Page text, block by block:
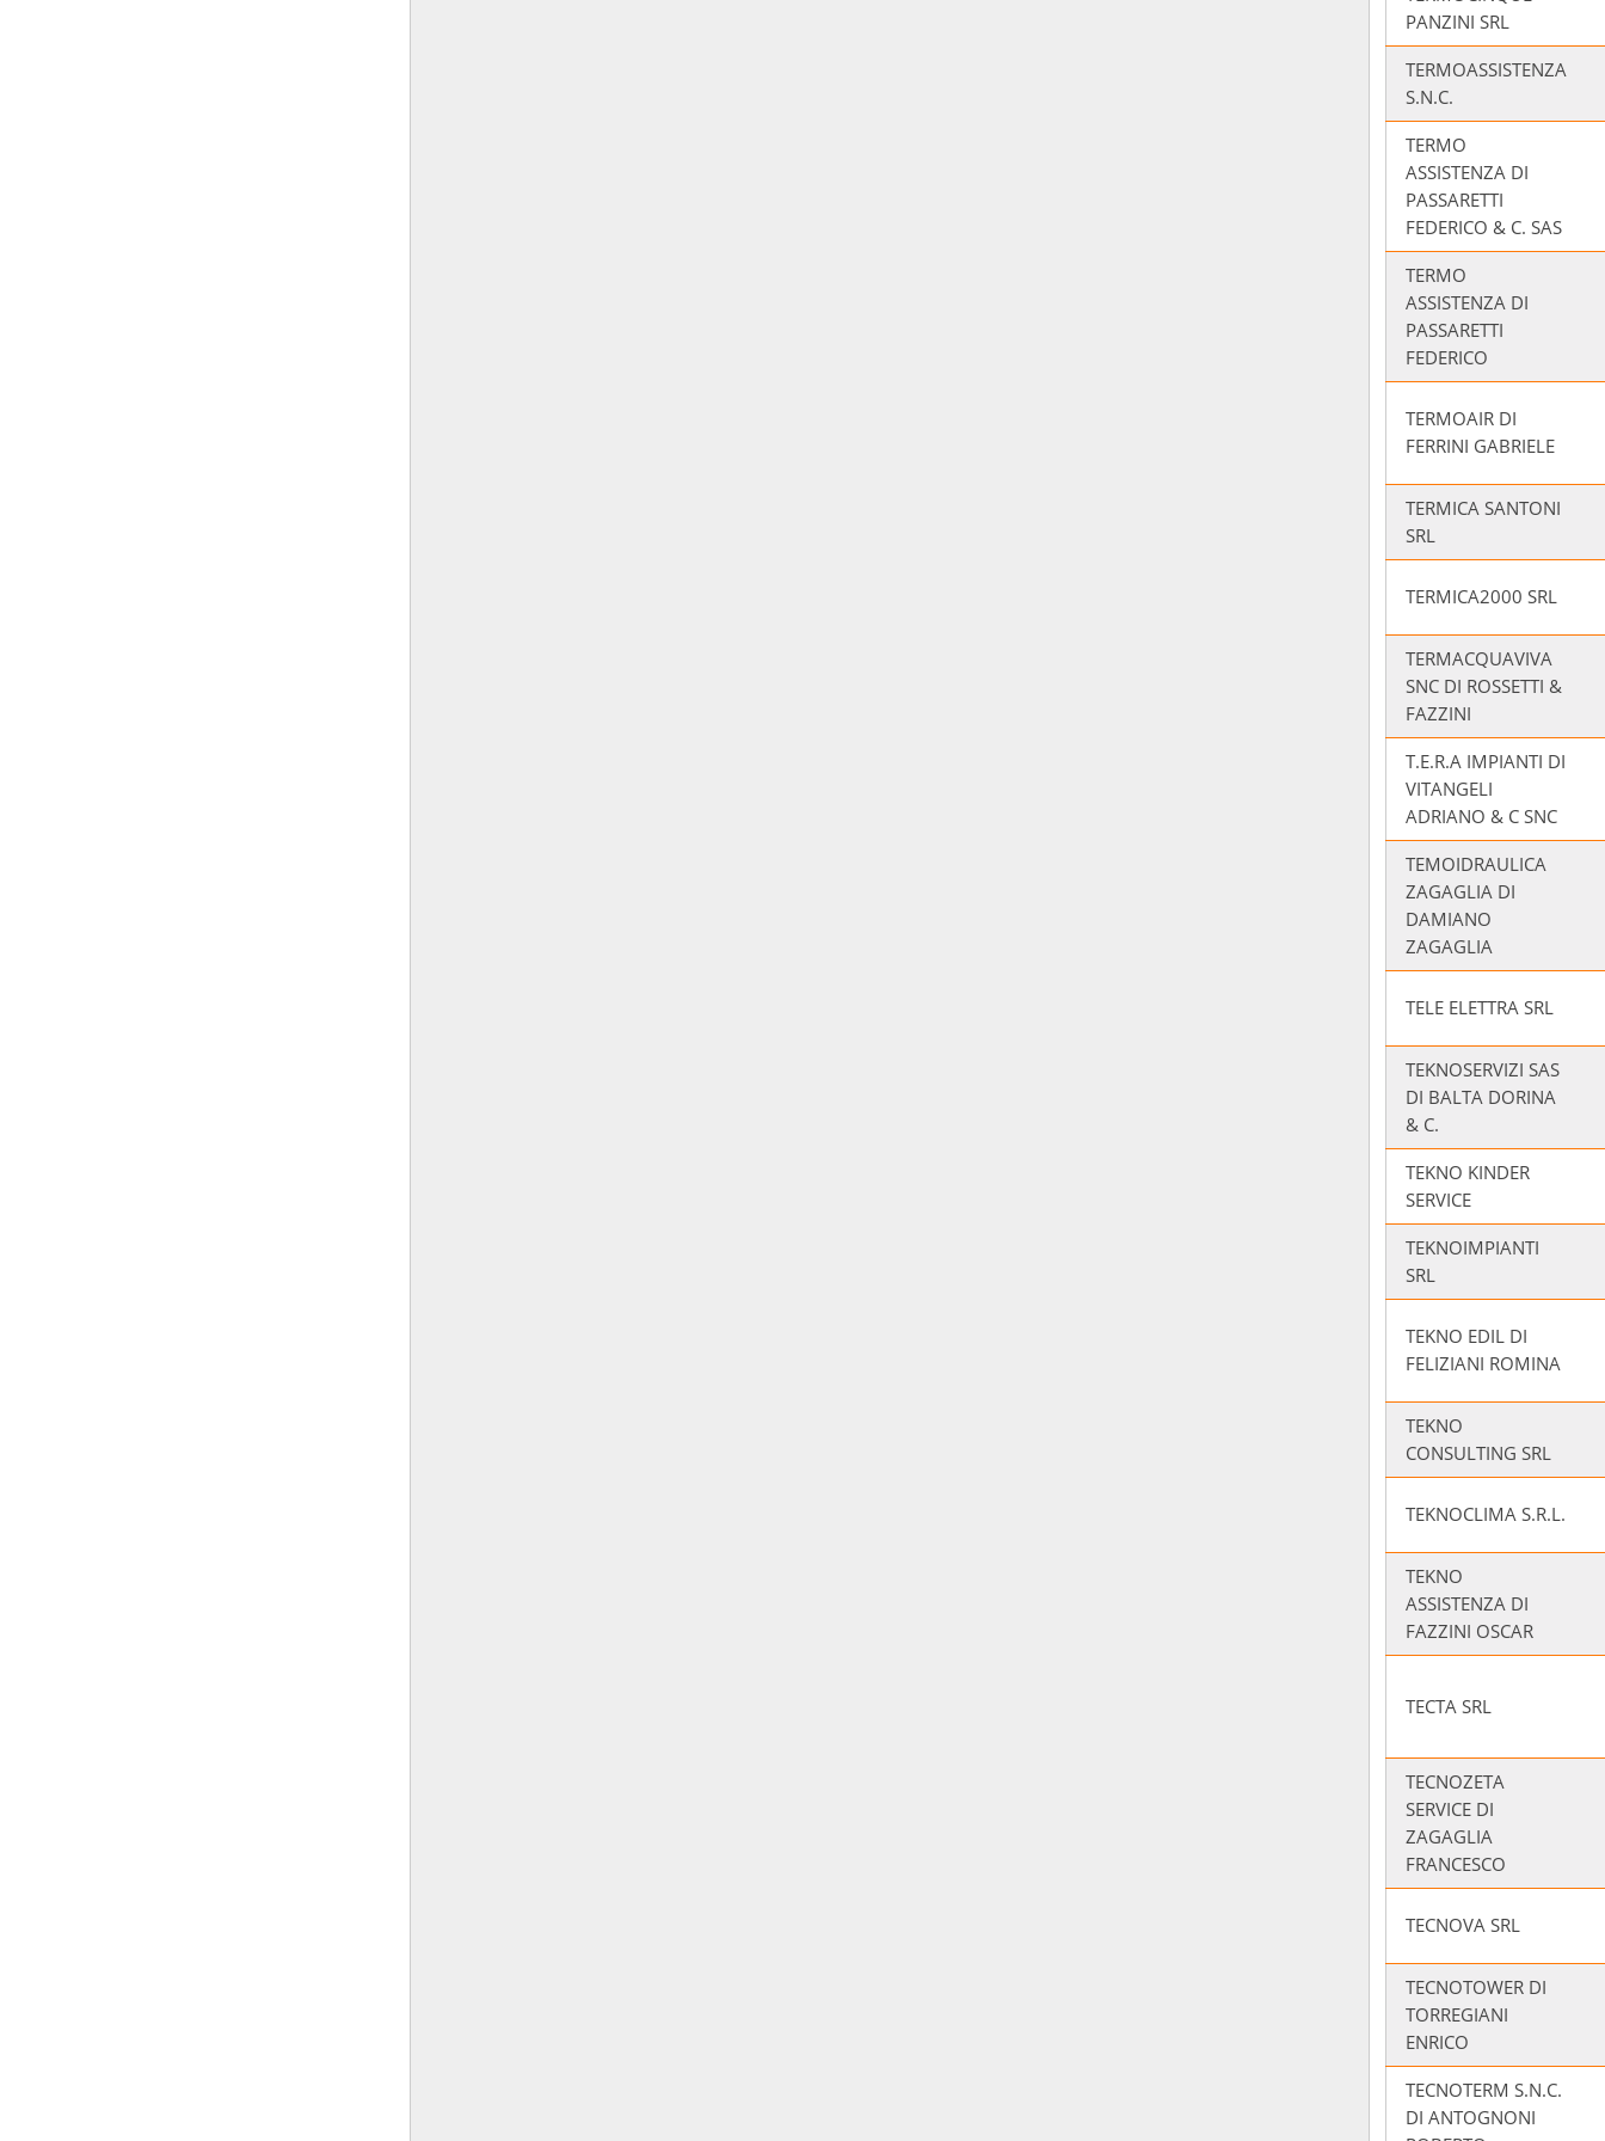
PANZINI SRL
TERMOASSISTENZA
S.N.C.
TERMO
ASSISTENZA DI
PASSARETTI
FEDERICO & C. SAS
TERMO
ASSISTENZA DI
PASSARETTI
FEDERICO
TERMOAIR DI
FERRINI GABRIELE
TERMICA SANTONI
SRL
TERMICA2000 SRL
TERMACQUAVIVA
SNC DI ROSSETTI &
FAZZINI
T.E.R.A IMPIANTI DI
VITANGELI
ADRIANO & C SNC
TEMOIDRAULICA
ZAGAGLIA DI
DAMIANO
ZAGAGLIA
TELE ELETTRA SRL
TEKNOSERVIZI SAS
DI BALTA DORINA
& C.
TEKNO KINDER
SERVICE
TEKNOIMPIANTI
SRL
TEKNO EDIL DI
FELIZIANI ROMINA
TEKNO
CONSULTING SRL
TEKNOCLIMA S.R.L.
TEKNO
ASSISTENZA DI
FAZZINI OSCAR
TECTA SRL
TECNOZETA
SERVICE DI
ZAGAGLIA
FRANCESCO
TECNOVA SRL
TECNOTOWER DI
TORREGIANI
ENRICO
TECNOTERM S.N.C.
DI ANTOGNONI